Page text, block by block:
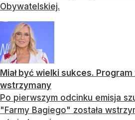
Obywatelskiej.
Miał być wielki sukces.
wstrzymany
Po pierwszym odcinku emisja
"Farmy Bagiego" została